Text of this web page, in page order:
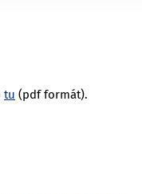
tu (pdf formát).